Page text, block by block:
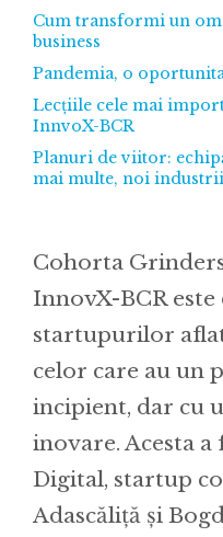
Cum transformi un
business
Pandemia, o
Lecțiile cele mai
InnvoX-BCR
Planuri de viitor:
mai multe, noi
Cohorta
InnovX-BCR este
startupurilor
celor care au un
incipient, dar cu
inovare. Acesta a
Digital, startup
Adascăliță și